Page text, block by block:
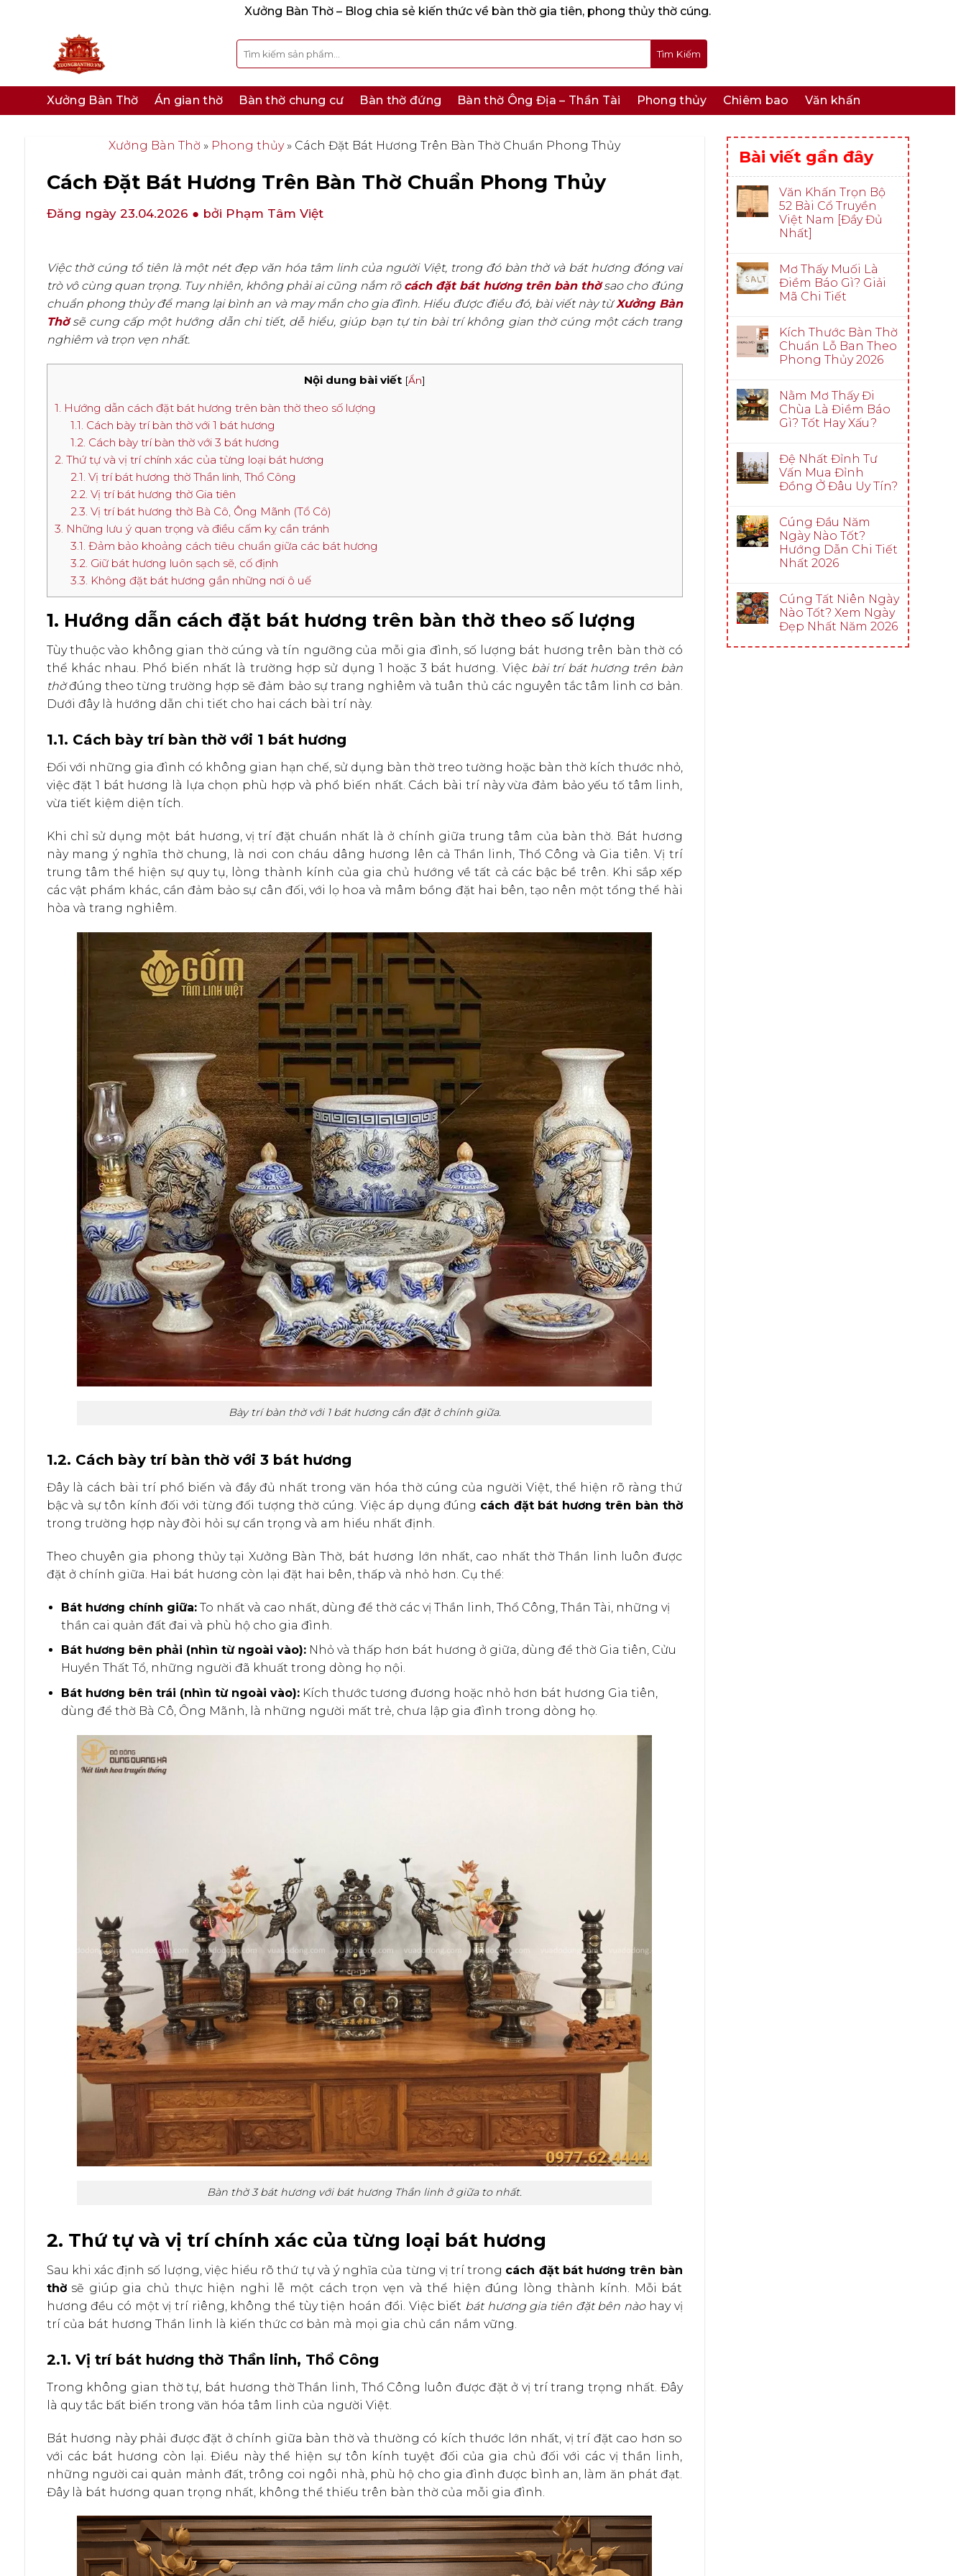
Xưởng Bàn Thờ – Blog chia sẻ kiến thức về bàn thờ gia tiên, phong thủy thờ cúng.
Tìm
kiếm:
Xưởng Bàn Thờ Án gian thờ Bàn thờ chung cư Bàn thờ đứng Bàn thờ Ông Địa – Thần Tài Phong thủy Chiêm bao Văn khấn
Xưởng Bàn Thờ » Phong thủy» Cách Đặt Bát Hương Trên Bàn Thờ Chuẩn Phong Thủy
Cách Đặt Bát Hương Trên Bàn Thờ Chuẩn Phong Thủy
Đăng ngày 23.04.2026 ● bởi Phạm Tâm Việt
Việc thờ cúng tổ tiên là một nét đẹp văn hóa tâm linh của người Việt, trong đó bàn thờ và bát hương đóng vai
trò vô cùng quan trọng. Tuy nhiên, không phải ai cũng nắm rõ cách đặt bát hương trên bàn thờsao cho đúng
chuẩn phong thủy để mang lại bình an và may mắn cho gia đình. Hiểu được điều đó, bài viết này từXưởng Bàn
Thờsẽ cung cấp một hướng dẫn chi tiết, dễ hiểu, giúp bạn tự tin bài trí không gian thờ cúng một cách trang
nghiêm và trọn vẹn nhất.
Nội dung bài viết [Ẩn]
1. Hướng dẫn cách đặt bát hương trên bàn thờ theo số lượng
1.1. Cách bày trí bàn thờ với 1 bát hương
1.2. Cách bày trí bàn thờ với 3 bát hương
2. Thứ tự và vị trí chính xác của từng loại bát hương
2.1. Vị trí bát hương thờ Thần linh, Thổ Công
2.2. Vị trí bát hương thờ Gia tiên
2.3. Vị trí bát hương thờ Bà Cô, Ông Mãnh (Tổ Cô)
3. Những lưu ý quan trọng và điều cấm kỵ cần tránh
3.1. Đảm bảo khoảng cách tiêu chuẩn giữa các bát hương
3.2. Giữ bát hương luôn sạch sẽ, cố định
3.3. Không đặt bát hương gần những nơi ô uế
1. Hướng dẫn cách đặt bát hương trên bàn thờ theo số lượng
Tùy thuộc vào không gian thờ cúng và tín ngưỡng của mỗi gia đình, số lượng bát hương trên bàn thờ có
thể khác nhau. Phổ biến nhất là trường hợp sử dụng 1 hoặc 3 bát hương. Việc bài trí bát hương trên bàn
thờđúng theo từng trường hợp sẽ đảm bảo sự trang nghiêm và tuân thủ các nguyên tắc tâm linh cơ bản.
Dưới đây là hướng dẫn chi tiết cho hai cách bài trí này.
1.1. Cách bày trí bàn thờ với 1 bát hương
Đối với những gia đình có không gian hạn chế, sử dụng bàn thờ treo tường hoặc bàn thờ kích thước nhỏ,
việc đặt 1 bát hương là lựa chọn phù hợp và phổ biến nhất. Cách bài trí này vừa đảm bảo yếu tố tâm linh,
vừa tiết kiệm diện tích.
Khi chỉ sử dụng một bát hương, vị trí đặt chuẩn nhất là ở chính giữa trung tâm của bàn thờ. Bát hương
này mang ý nghĩa thờ chung, là nơi con cháu dâng hương lên cả Thần linh, Thổ Công và Gia tiên. Vị trí
trung tâm thể hiện sự quy tụ, lòng thành kính của gia chủ hướng về tất cả các bậc bề trên. Khi sắp xếp
các vật phẩm khác, cần đảm bảo sự cân đối, với lọ hoa và mâm bồng đặt hai bên, tạo nên một tổng thể hài
hòa và trang nghiêm.
Bày trí bàn thờ với 1 bát hương cần đặt ở chính giữa.
1.2. Cách bày trí bàn thờ với 3 bát hương
Đây là cách bài trí phổ biến và đầy đủ nhất trong văn hóa thờ cúng của người Việt, thể hiện rõ ràng thứ
bậc và sự tôn kính đối với từng đối tượng thờ cúng. Việc áp dụng đúng cách đặt bát hương trên bàn thờ
trong trường hợp này đòi hỏi sự cẩn trọng và am hiểu nhất định.
Theo chuyên gia phong thủy tại Xưởng Bàn Thờ, bát hương lớn nhất, cao nhất thờ Thần linh luôn được
đặt ở chính giữa. Hai bát hương còn lại đặt hai bên, thấp và nhỏ hơn. Cụ thể:
Bát hương chính giữa: To nhất và cao nhất, dùng để thờ các vị Thần linh, Thổ Công, Thần Tài, những vị
thần cai quản đất đai và phù hộ cho gia đình.
Bát hương bên phải (nhìn từ ngoài vào): Nhỏ và thấp hơn bát hương ở giữa, dùng để thờ Gia tiên, Cửu
Huyền Thất Tổ, những người đã khuất trong dòng họ nội.
Bát hương bên trái (nhìn từ ngoài vào): Kích thước tương đương hoặc nhỏ hơn bát hương Gia tiên,
dùng để thờ Bà Cô, Ông Mãnh, là những người mất trẻ, chưa lập gia đình trong dòng họ.
Bàn thờ 3 bát hương với bát hương Thần linh ở giữa to nhất.
2. Thứ tự và vị trí chính xác của từng loại bát hương
Sau khi xác định số lượng, việc hiểu rõ thứ tự và ý nghĩa của từng vị trí trong cách đặt bát hương trên bàn
thờsẽ giúp gia chủ thực hiện nghi lễ một cách trọn vẹn và thể hiện đúng lòng thành kính. Mỗi bát
hương đều có một vị trí riêng, không thể tùy tiện hoán đổi. Việc biết bát hương gia tiên đặt bên nàohay vị
trí của bát hương Thần linh là kiến thức cơ bản mà mọi gia chủ cần nắm vững.
2.1. Vị trí bát hương thờ Thần linh, Thổ Công
Trong không gian thờ tự, bát hương thờ Thần linh, Thổ Công luôn được đặt ở vị trí trang trọng nhất. Đây
là quy tắc bất biến trong văn hóa tâm linh của người Việt.
Bát hương này phải được đặt ở chính giữa bàn thờ và thường có kích thước lớn nhất, vị trí đặt cao hơn so
với các bát hương còn lại. Điều này thể hiện sự tôn kính tuyệt đối của gia chủ đối với các vị thần linh,
những người cai quản mảnh đất, trông coi ngôi nhà, phù hộ cho gia đình được bình an, làm ăn phát đạt.
Đây là bát hương quan trọng nhất, không thể thiếu trên bàn thờ của mỗi gia đình.
Bài viết gần đây
Văn Khấn Trọn Bộ
52 Bài Cổ Truyền
Việt Nam [Đầy Đủ
Nhất]
Mơ Thấy Muối Là
Điềm Báo Gì? Giải
Mã Chi Tiết
Kích Thước Bàn Thờ
Chuẩn Lỗ Ban Theo
Phong Thủy 2026
Nằm Mơ Thấy Đi
Chùa Là Điềm Báo
Gì? Tốt Hay Xấu?
Đệ Nhất Đỉnh Tư
Vấn Mua Đỉnh
Đồng Ở Đâu Uy Tín?
Cúng Đầu Năm
Ngày Nào Tốt?
Hướng Dẫn Chi Tiết
Nhất 2026
Cúng Tất Niên Ngày
Nào Tốt? Xem Ngày
Đẹp Nhất Năm 2026